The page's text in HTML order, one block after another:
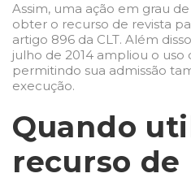
Assim, uma ação em grau
obter o recurso de revista
artigo 896 da CLT. Além
julho de 2014 ampliou o uso
permitindo sua admissão
execução.
Quando
recurso de